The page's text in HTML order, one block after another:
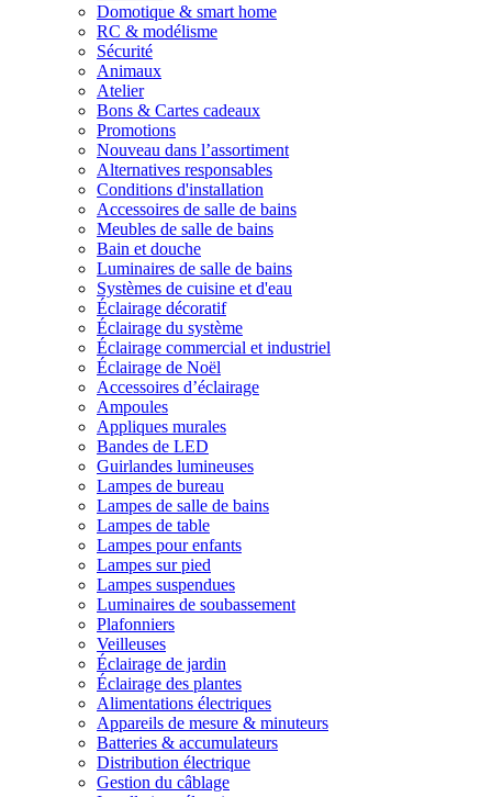
Domotique & smart home
RC & modélisme
Sécurité
Animaux
Atelier
Bons & Cartes cadeaux
Promotions
Nouveau dans l’assortiment
Alternatives responsables
Conditions d'installation
Accessoires de salle de bains
Meubles de salle de bains
Bain et douche
Luminaires de salle de bains
Systèmes de cuisine et d'eau
Éclairage décoratif
Éclairage du système
Éclairage commercial et industriel
Éclairage de Noël
Accessoires d’éclairage
Ampoules
Appliques murales
Bandes de LED
Guirlandes lumineuses
Lampes de bureau
Lampes de salle de bains
Lampes de table
Lampes pour enfants
Lampes sur pied
Lampes suspendues
Luminaires de soubassement
Plafonniers
Veilleuses
Éclairage de jardin
Éclairage des plantes
Alimentations électriques
Appareils de mesure & minuteurs
Batteries & accumulateurs
Distribution électrique
Gestion du câblage